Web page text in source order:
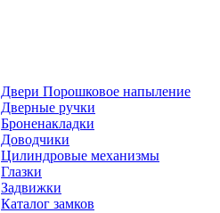
Двери Порошковое напыление
Дверные ручки
Броненакладки
Доводчики
Цилиндровые механизмы
Глазки
Задвижки
Каталог замков